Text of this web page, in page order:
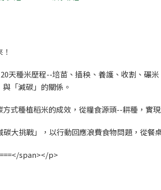
天種米歷程--培苗、插秧、養護、收割、碾
「減碳」的關係。
式種植稻米的成效，從糧食源頭--耕種，實現
大挑戰」，以行動回應浪費食物問題，從餐
span></p>